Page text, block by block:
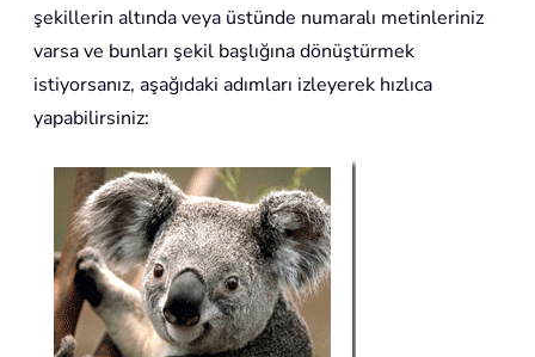
şekillerin altında veya üstünde numaralı metinleriniz
varsa ve bunları şekil başlığına dönüştürmek
istiyorsanız, aşağıdaki adımları izleyerek hızlıca
yapabilirsiniz: